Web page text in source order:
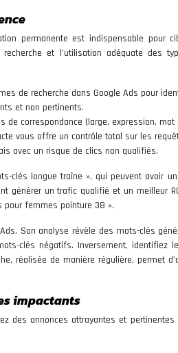
permanente est indispensable pour
et l’utilisation adéquate des
de recherche dans Google Ads pour
et non pertinents.
de correspondance (large, expression,
vous offre un contrôle total sur les
avec un risque de clics non qualifiés.
clés longue traîne », qui peuvent avoir
générer un trafic qualifié et un meilleur
pour femmes pointure 38 ».
Son analyse révèle des mots-clés
clés négatifs. Inversement, identifiez
réalisée de manière régulière, permet
impactants
des annonces attrayantes et